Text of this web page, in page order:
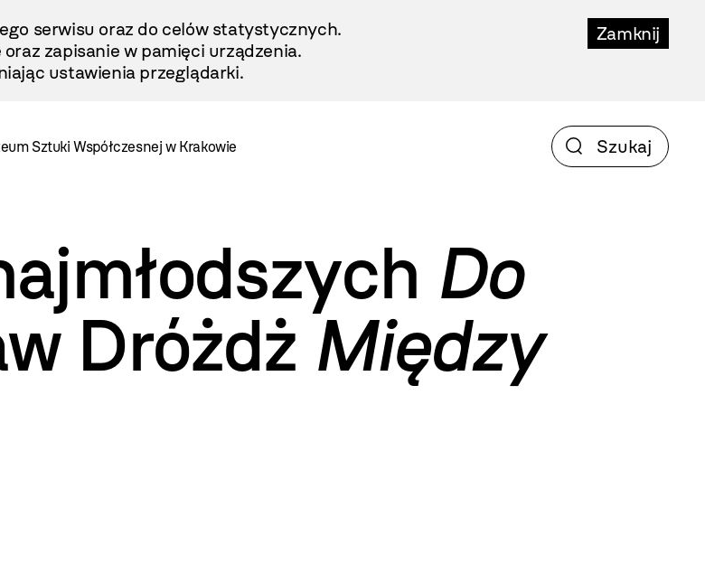
Zamknij
serwisu oraz do celów statystycznych.
zapisanie w pamięci urządzenia.
ustawienia przeglądarki.
Sztuki Współczesnej w Krakowie
Do
Dróżdż Między